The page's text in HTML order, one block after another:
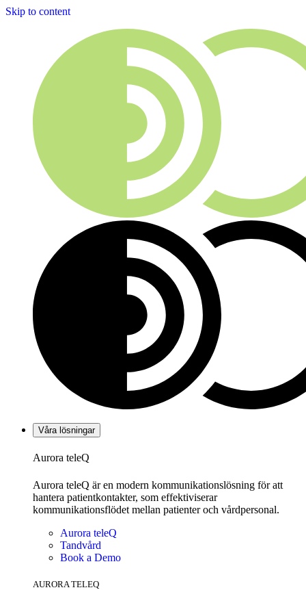
Skip to content
Våra lösningar
Aurora teleQ
Aurora teleQ är en modern kommunikationslösning för att
hantera patientkontakter, som effektiviserar
kommunikationsflödet mellan patienter och vårdpersonal.
Aurora teleQ
Tandvård
Book a Demo
AURORA TELEQ